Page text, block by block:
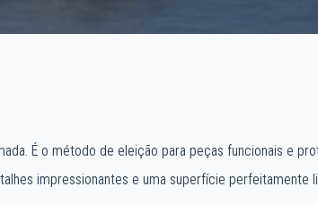
É o método de eleição para peças funcionais e
impressionantes e uma superfície perfeitamente